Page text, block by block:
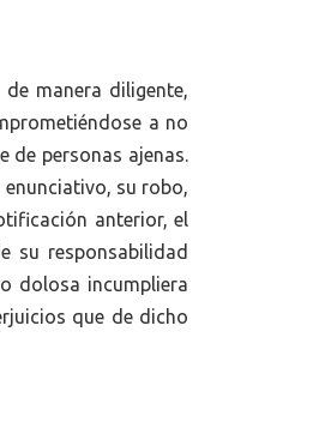
manera diligente,
a no
de personas ajenas.
su robo,
anterior, el
su responsabilidad
dolosa incumpliera
que de dicho